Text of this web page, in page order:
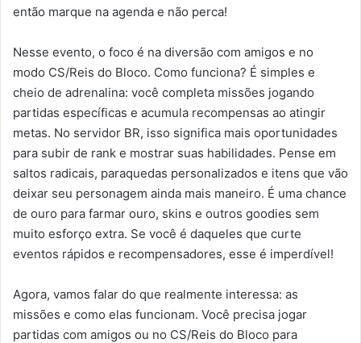
então marque na agenda e não perca!
Nesse evento, o foco é na diversão com amigos e no
modo CS/Reis do Bloco. Como funciona? É simples e
cheio de adrenalina: você completa missões jogando
partidas específicas e acumula recompensas ao atingir
metas. No servidor BR, isso significa mais oportunidades
para subir de rank e mostrar suas habilidades. Pense em
saltos radicais, paraquedas personalizados e itens que vão
deixar seu personagem ainda mais maneiro. É uma chance
de ouro para farmar ouro, skins e outros goodies sem
muito esforço extra. Se você é daqueles que curte
eventos rápidos e recompensadores, esse é imperdível!
Agora, vamos falar do que realmente interessa: as
missões e como elas funcionam. Você precisa jogar
partidas com amigos ou no CS/Reis do Bloco para